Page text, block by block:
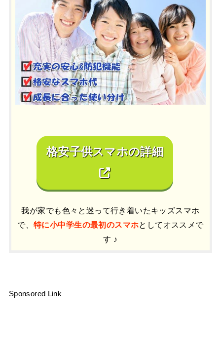
格安子供スマホの詳細
我が家でも色々と迷って行き着いたキッズスマホ
で、特に小中学生の最初のスマホとしてオススメで
す ♪
Sponsored Link